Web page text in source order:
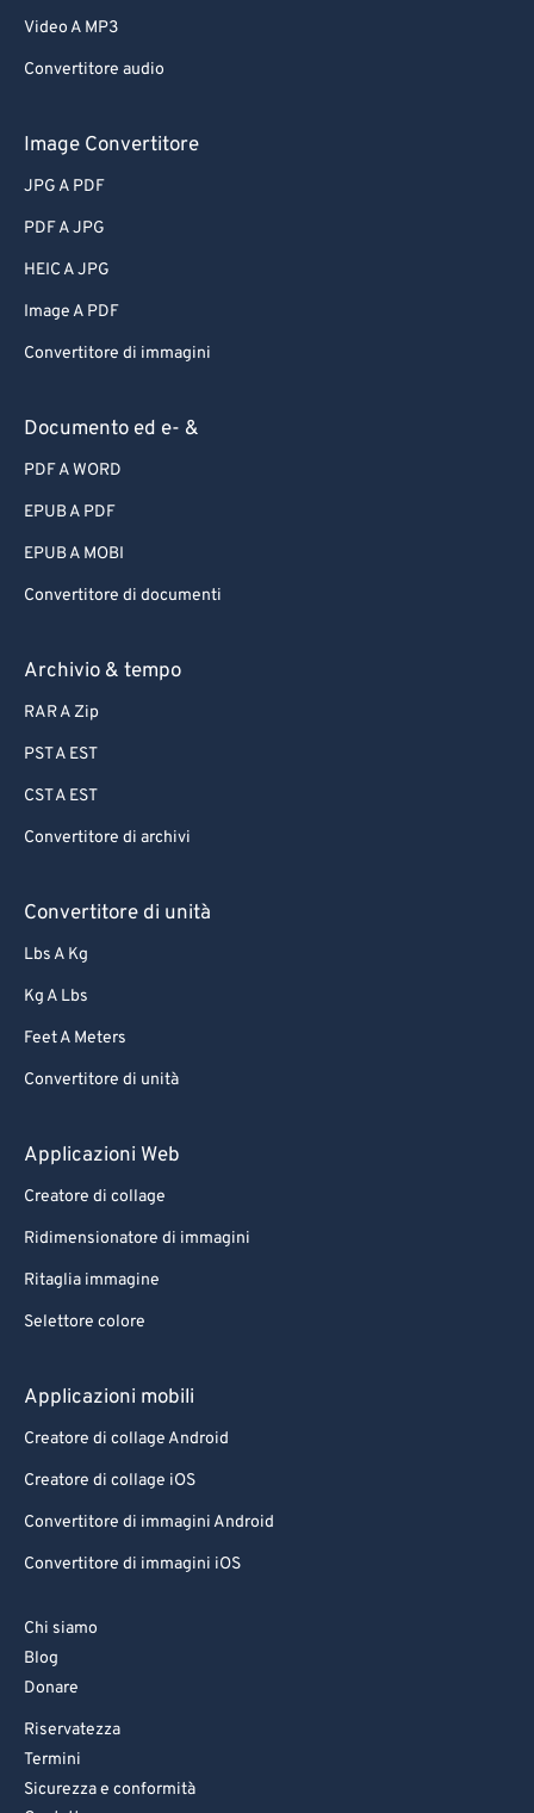
Video A MP3
Convertitore audio
Image Convertitore
JPG A PDF
PDF A JPG
HEIC A JPG
Image A PDF
Convertitore di immagini
Documento ed e- &
PDF A WORD
EPUB A PDF
EPUB A MOBI
Convertitore di documenti
Archivio & tempo
RAR A Zip
PST A EST
CST A EST
Convertitore di archivi
Convertitore di unità
Lbs A Kg
Kg A Lbs
Feet A Meters
Convertitore di unità
Applicazioni Web
Creatore di collage
Ridimensionatore di immagini
Ritaglia immagine
Selettore colore
Applicazioni mobili
Creatore di collage Android
Creatore di collage iOS
Convertitore di immagini Android
Convertitore di immagini iOS
Chi siamo
Blog
Donare
Riservatezza
Termini
Sicurezza e conformità